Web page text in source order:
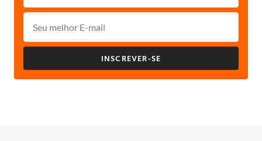
INSCREVER-SE